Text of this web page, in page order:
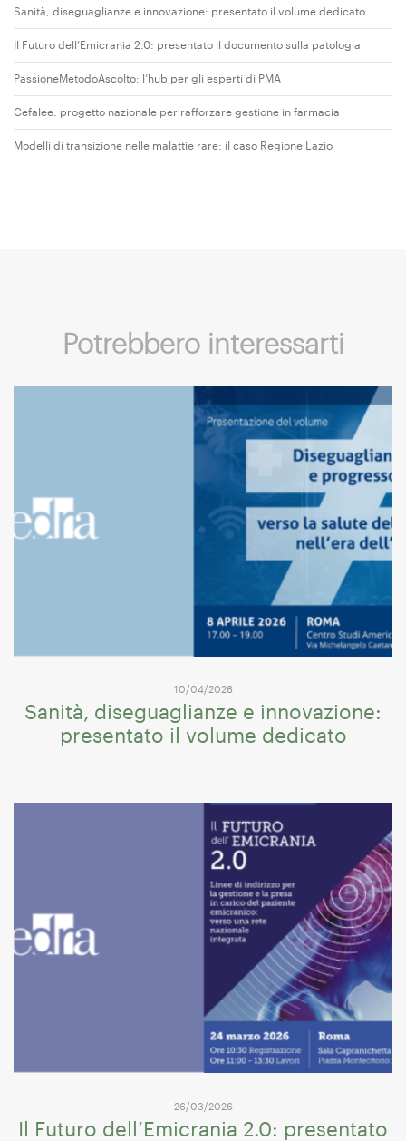
Sanità, diseguaglianze e innovazione: presentato il volume dedicato
Il Futuro dell’Emicrania 2.0: presentato il documento sulla patologia
PassioneMetodoAscolto: l’hub per gli esperti di PMA
Cefalee: progetto nazionale per rafforzare gestione in farmacia
Modelli di transizione nelle malattie rare: il caso Regione Lazio
Potrebbero interessarti
10/04/2026
Sanità, diseguaglianze e innovazione:
presentato il volume dedicato
26/03/2026
Il Futuro dell’Emicrania 2.0: presentato